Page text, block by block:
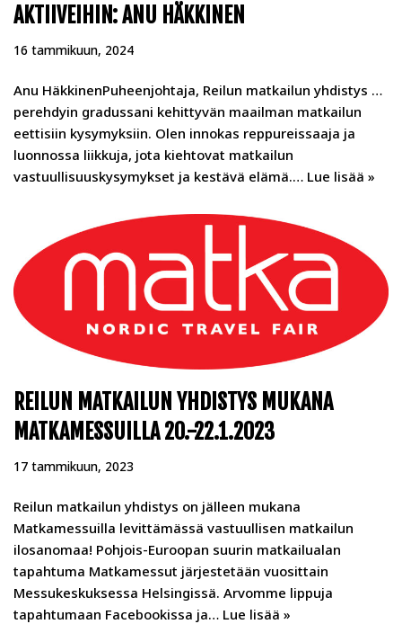
AKTIIVEIHIN: ANU HÄKKINEN
16 tammikuun, 2024
Anu HäkkinenPuheenjohtaja, Reilun matkailun yhdistys …
perehdyin gradussani kehittyvän maailman matkailun
eettisiin kysymyksiin. Olen innokas reppureissaaja ja
luonnossa liikkuja, jota kiehtovat matkailun
vastuullisuuskysymykset ja kestävä elämä.… Lue lisää »
REILUN MATKAILUN YHDISTYS MUKANA
MATKAMESSUILLA 20.-22.1.2023
17 tammikuun, 2023
Reilun matkailun yhdistys on jälleen mukana
Matkamessuilla levittämässä vastuullisen matkailun
ilosanomaa! Pohjois-Euroopan suurin matkailualan
tapahtuma Matkamessut järjestetään vuosittain
Messukeskuksessa Helsingissä. Arvomme lippuja
tapahtumaan Facebookissa ja… Lue lisää »